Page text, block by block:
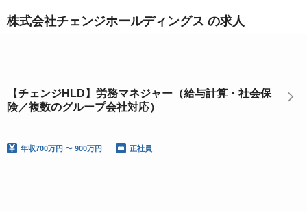
株式会社チェンジホールディングス の求人
【チェンジHLD】労務マネジャー（給与計算・社会保
険／複数のグループ会社対応）
年収700万円 〜 900万円 正社員